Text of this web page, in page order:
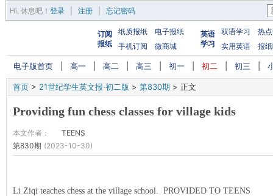
Hi, 休息吧 ！ 登录 注册 忘记密码
订阅
报纸
纸质报纸
电子报纸
手机订阅
微商城
英语
学习
双语学习
热
实用英语
报
电子版首页 高一 高二 高三 初一 初二 初三
首页 > 21世纪学生英文报·初二版 > 第830期 > 正文
Providing fun chess classes for village kids
本文作者：
TEENS
第830期 (2023-10-30)
Li Ziqi teaches chess at the village school. PROVIDED TO TEENS